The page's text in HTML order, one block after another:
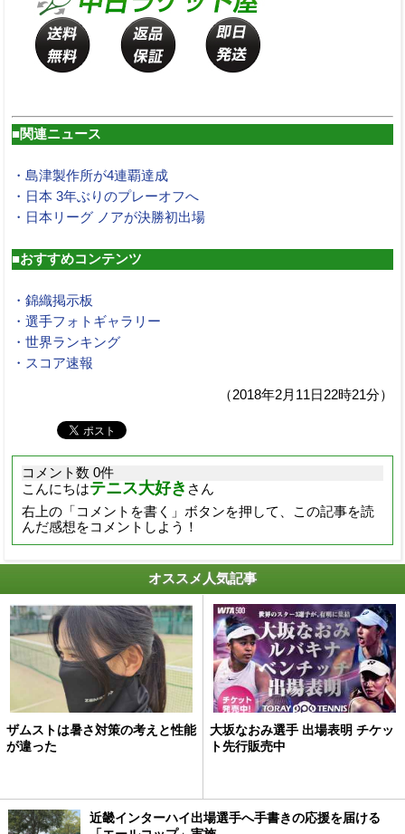
■関連ニュース
・島津製作所が4連覇達成
・日本 3年ぶりのプレーオフへ
・日本リーグ ノアが決勝初出場
■おすすめコンテンツ
・錦織掲示板
・選手フォトギャラリー
・世界ランキング
・スコア速報
（2018年2月11日22時21分）
コメント数 0件
こんにちはテニス大好き さん
右上の「コメントを書く」ボタンを押して、この記事を読
んだ感想をコメントしよう！
オススメ人気記事
ザムストは暑さ対策の考えと性能
が違った
大坂なおみ選手 出場表明 チケッ
ト先行販売中
近畿インターハイ出場選手へ手書きの応援を届ける